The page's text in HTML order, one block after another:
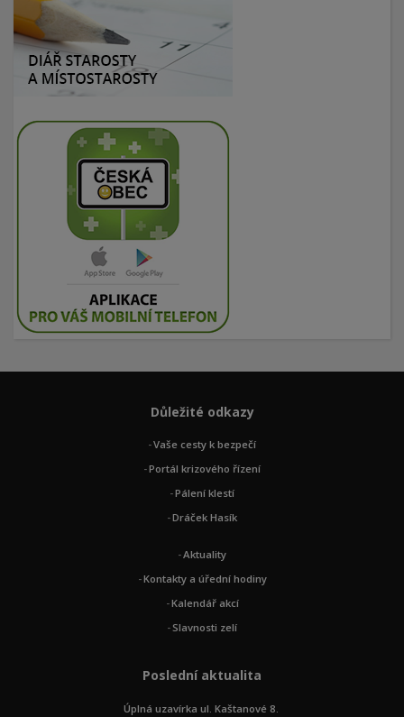
Důležité odkazy
Vaše cesty k bezpečí
Portál krizového řízení
Pálení klestí
Dráček Hasík
Aktuality
Kontakty a úřední hodiny
Kalendář akcí
Slavnosti zelí
Poslední aktualita
Úplná uzavírka ul. Kaštanové 8.